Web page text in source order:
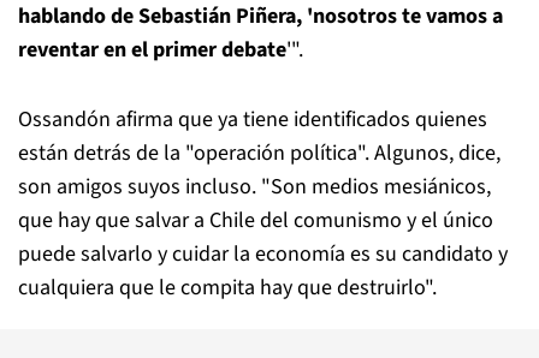
hablando de Sebastián Piñera, 'nosotros te vamos a
reventar en el primer debate'".
Ossandón afirma que ya tiene identificados quienes
están detrás de la "operación política". Algunos, dice,
son amigos suyos incluso. "Son medios mesiánicos,
que hay que salvar a Chile del comunismo y el único
puede salvarlo y cuidar la economía es su candidato y
cualquiera que le compita hay que destruirlo".